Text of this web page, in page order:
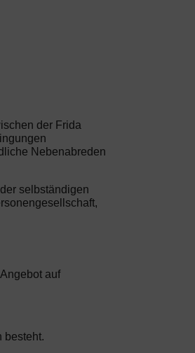
der Frida
Nebenabreden
selbständigen
auf
besteht.